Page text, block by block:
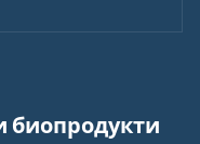
биопродукти